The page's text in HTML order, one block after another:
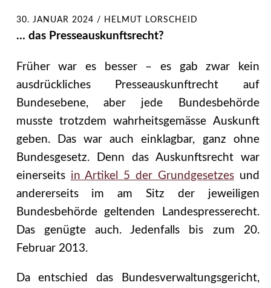
30. JANUAR 2024 / HELMUT LORSCHEID
… das Presseauskunftsrecht?
Früher war es besser – es gab zwar kein
ausdrückliches Presseauskunftrecht auf
Bundesebene, aber jede Bundesbehörde
musste trotzdem wahrheitsgemässe Auskunft
geben. Das war auch einklagbar, ganz ohne
Bundesgesetz. Denn das Auskunftsrecht war
einerseits in Artikel 5 der Grundgesetzesund
andererseits im am Sitz der jeweiligen
Bundesbehörde geltenden Landespresserecht.
Das genügte auch. Jedenfalls bis zum 20.
Februar 2013.
Da entschied das Bundesverwaltungsgericht,